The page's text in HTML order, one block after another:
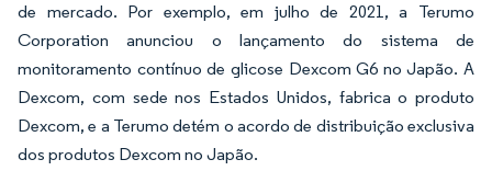
de mercado. Por exemplo, em julho de 2021, a Terumo
Corporation anunciou o lançamento do sistema de
monitoramento contínuo de glicose Dexcom G6 no Japão. A
Dexcom, com sede nos Estados Unidos, fabrica o produto
Dexcom, e a Terumo detém o acordo de distribuição exclusiva
dos produtos Dexcom no Japão.